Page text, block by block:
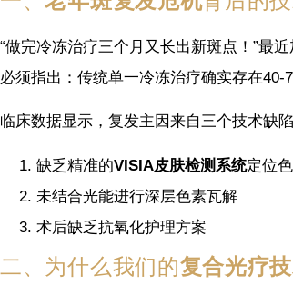
“做完冷冻治疗三个月又长出新斑点！”最
必须指出：传统单一冷冻治疗确实存在40-
临床数据显示，复发主因来自三个技术缺陷
缺乏精准的VISIA皮肤检测系统定位
未结合光能进行深层色素瓦解
术后缺乏抗氧化护理方案
二、为什么我们的复合光疗